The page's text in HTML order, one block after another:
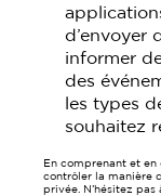
d’envoyer
informer
des
les types
souhaitez
En comprenant et en
contrôler la manière
privée. N’hésitez